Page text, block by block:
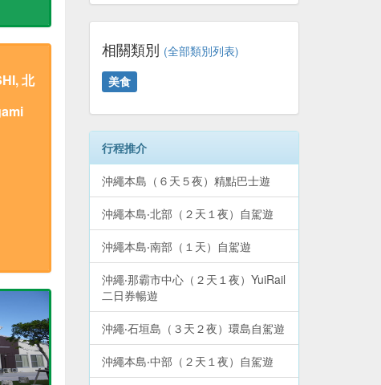
北
相關類別 (全部類別列表)
美食
行程推介
沖繩本島（６天５夜）精點巴士遊
沖繩本島‧北部（２天１夜）自駕遊
沖繩本島‧南部（１天）自駕遊
沖繩‧那霸市中心（２天１夜）YuiRail
二日券暢遊
沖繩‧石垣島（３天２夜）環島自駕遊
沖繩本島‧中部（２天１夜）自駕遊